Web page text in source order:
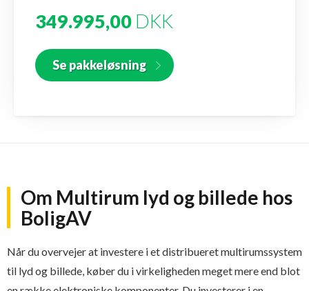
349.995,00 DKK
Se pakkeløsning
Om Multirum lyd og billede hos
BoligAV
Når du overvejer at investere i et distribueret multirumssystem
til lyd og billede, køber du i virkeligheden meget mere end blot